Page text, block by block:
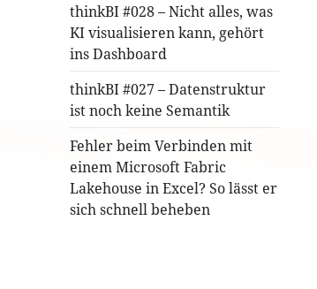
thinkBI #028 – Nicht alles, was
KI visualisieren kann, gehört
ins Dashboard
thinkBI #027 – Datenstruktur
ist noch keine Semantik
Fehler beim Verbinden mit
einem Microsoft Fabric
Lakehouse in Excel? So lässt er
sich schnell beheben